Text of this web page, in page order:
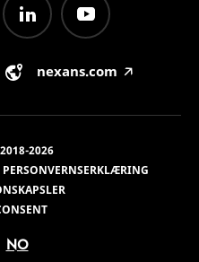
nexans.com 🡥
2026
NO